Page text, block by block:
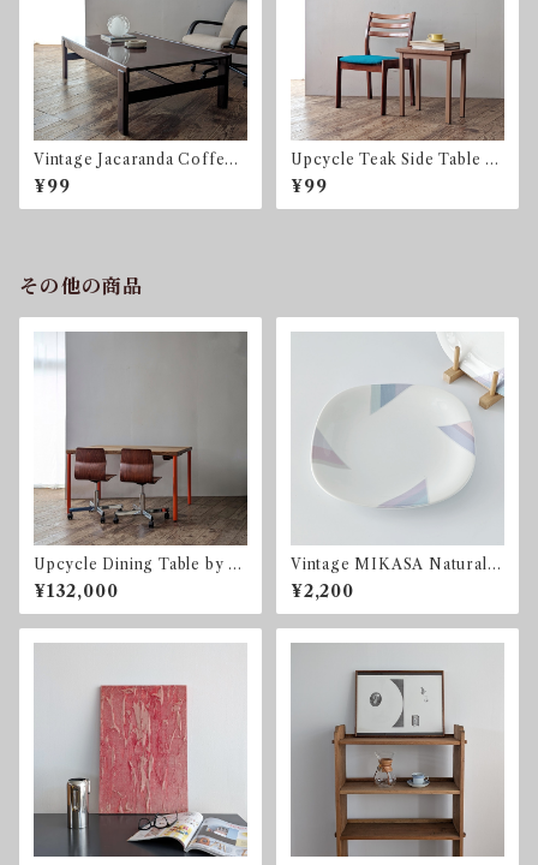
Vintage Jacaranda Coffee
Table by Jean Gillon for Ita
lma Wood Art ブラジリア
ンローズウッド ハカランダ
¥99
Upcycle Teak Side Table by
sonota
¥99
その他の商品
Upcycle Dining Table by so
nota ナラ オーク ダイニ
ングテーブル 1285 x 950 m
m
¥132,000
Vintage MIKASA Natural B
eauty Par Four ディナープ
レート 270x270mm
¥2,200